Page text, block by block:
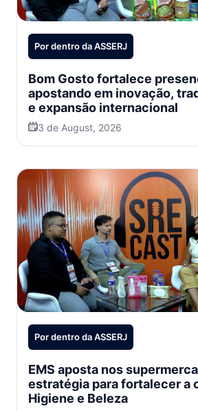
Por dentro da ASSERJ
Bom Gosto fortalece
apostando em inovação,
e expansão internacional
3 de August, 2026
Por dentro da ASSERJ
EMS aposta nos
estratégia para fortalecer a
Higiene e Beleza